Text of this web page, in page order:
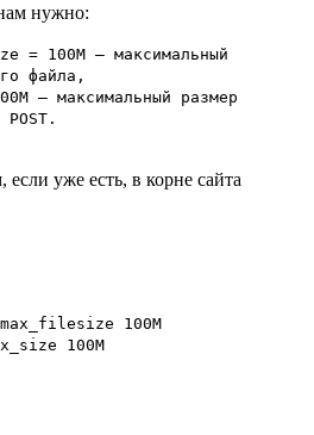
нужно:
= 100M — максимальный
файла,
— максимальный размер
уже есть, в корне сайта
100M
100M